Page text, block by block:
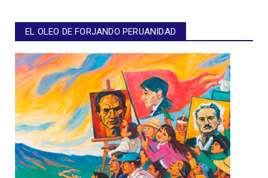
EL OLEO DE FORJANDO PERUANIDAD